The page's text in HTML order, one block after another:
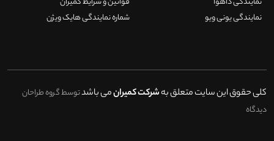
نمایندگی یونی ویو
شماره نمایندگی هایک ویژن
کلی حقوق این سایت متعلق بهشرکت کمیرانمی باشدتوسط گروه طراحان
دیدگاه